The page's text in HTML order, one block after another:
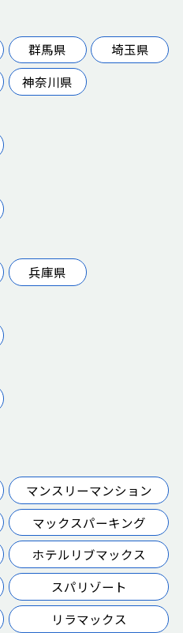
群馬県
埼玉県
神奈川県
兵庫県
マンスリーマンション
マックスパーキング
ホテルリブマックス
スパリゾート
リラマックス